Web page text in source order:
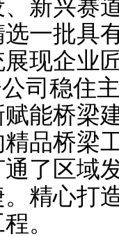
新兴赛
一批具
现企业
稳住主
能桥梁
品桥梁
了区域
精心打
。